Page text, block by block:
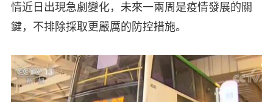
情近日出現急劇變化，未來一兩周是疫情發展的關
鍵，不排除採取更嚴厲的防控措施。